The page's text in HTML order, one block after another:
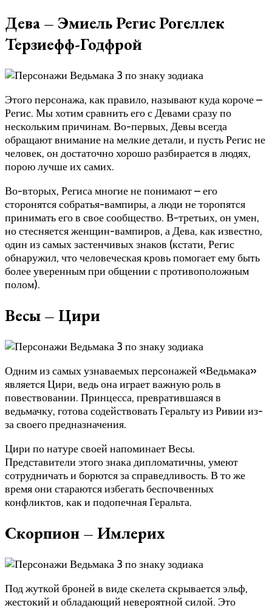
Дева – Эмиель Регис Рогеллек
Терзиефф-Годфрой
Этого персонажа, как правило, называют куда короче –
Регис. Мы хотим сравнить его с Девами сразу по
нескольким причинам. Во-первых, Девы всегда
обращают внимание на мелкие детали, и пусть Регис не
человек, он достаточно хорошо разбирается в людях,
порою лучше их самих.
Во-вторых, Региса многие не понимают – его
сторонятся собратья-вампиры, а люди не торопятся
принимать его в свое сообщество. В-третьих, он умен,
но стесняется женщин-вампиров, а Дева, как известно,
один из самых застенчивых знаков (кстати, Регис
обнаружил, что человеческая кровь помогает ему быть
более уверенным при общении с противоположным
полом).
Весы – Цири
Одним из самых узнаваемых персонажей «Ведьмака»
является Цири, ведь она играет важную роль в
повествовании. Принцесса, превратившаяся в
ведьмачку, готова содействовать Геральту из Ривии из-
за своего предназначения.
Цири по натуре своей напоминает Весы.
Представители этого знака дипломатичны, умеют
сотрудничать и борются за справедливость. В то же
время они стараются избегать беспочвенных
конфликтов, как и подопечная Геральта.
Скорпион – Имлерих
Под жуткой броней в виде скелета скрывается эльф,
жестокий и обладающий невероятной силой. Это